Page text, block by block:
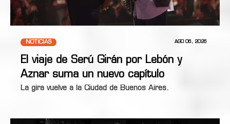
NOTICIAS AGO 06, 2026
El viaje de Serú Girán por Lebón y
Aznar suma un nuevo capítulo
La gira vuelve a la Ciudad de Buenos Aires.